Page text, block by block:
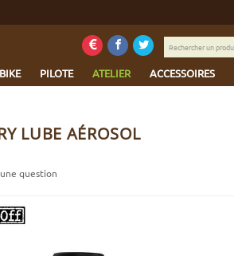
PILOTE ATELIER ACCESSOIRES
Rechercher
un
une
marque...
LUBE AÉROSOL
question